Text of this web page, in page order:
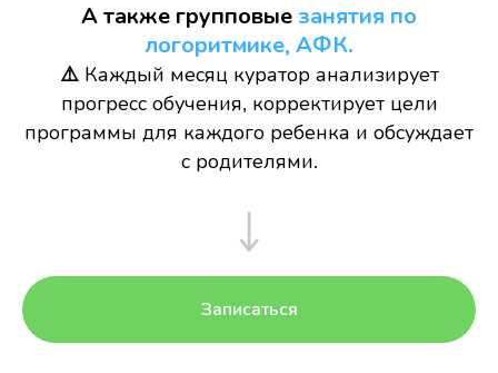
А также групповые занятия по
логоритмике, АФК.
⚠️ Каждый месяц куратор анализирует
прогресс обучения, корректирует цели
программы для каждого ребенка и обсуждает
с родителями.
Записаться